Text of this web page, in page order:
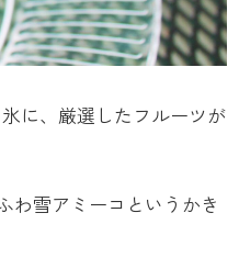
に、厳選したフルーツが
わ雪アミーコというかき